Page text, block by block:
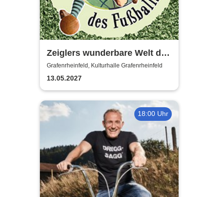
Zeiglers wunderbare Welt des
Fußballs - Immer Glück ist
Können!
Grafenrheinfeld, Kulturhalle Grafenrheinfeld
13.05.2027
18:00 Uhr